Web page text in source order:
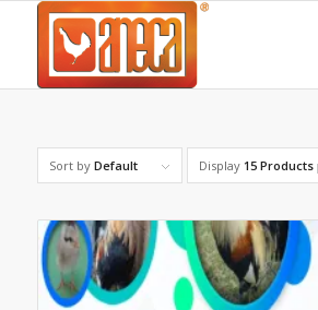
Sort by Default Display 15